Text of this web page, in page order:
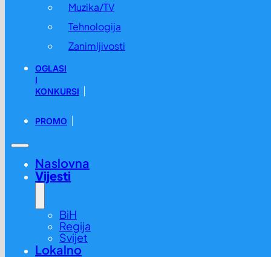
Muzika/TV
Tehnologija
Zanimljivosti
OGLASI
I
KONKURSI
PROMO
Naslovna
Vijesti
BiH
Regija
Svijet
Lokalno